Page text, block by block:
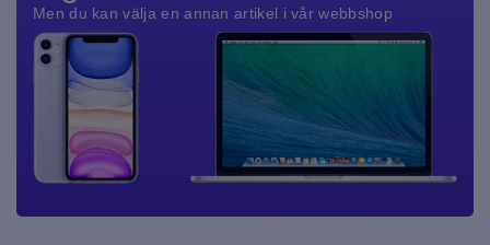
Men du kan välja en annan artikel i vår webbshop